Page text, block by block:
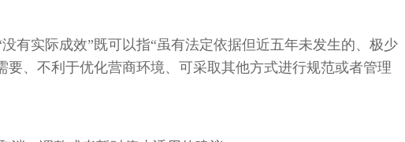
有实际成效”既可以指“虽有法定依据但近五年未发生的、极少
、不利于优化营商环境、可采取其他方式进行规范或者管理